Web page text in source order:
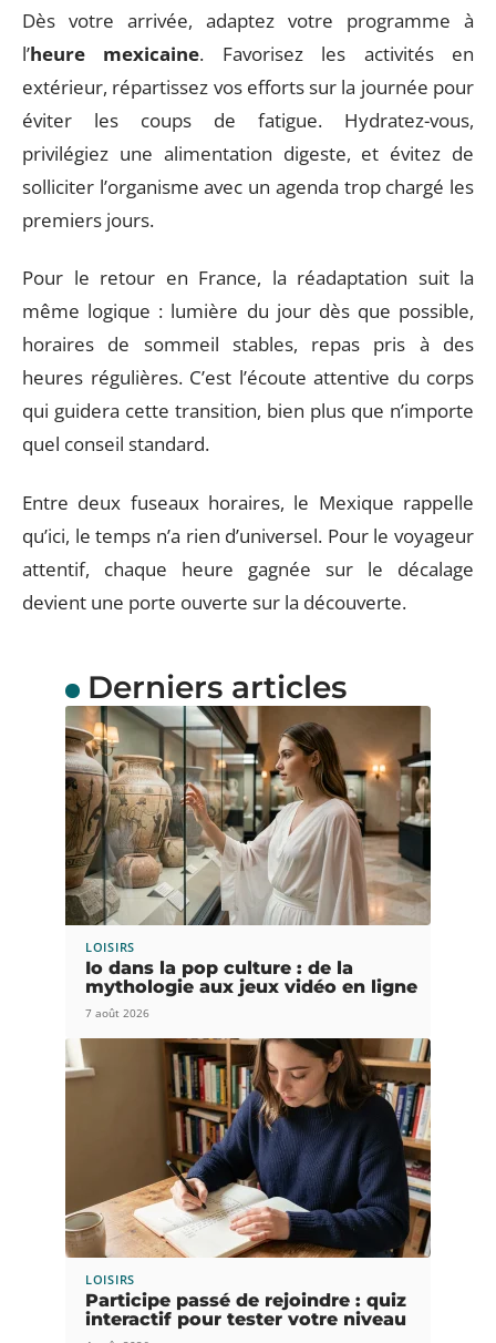
Dès votre arrivée, adaptez votre programme à
l’heure mexicaine. Favorisez les activités en
extérieur, répartissez vos efforts sur la journée pour
éviter les coups de fatigue. Hydratez-vous,
privilégiez une alimentation digeste, et évitez de
solliciter l’organisme avec un agenda trop chargé les
premiers jours.
Pour le retour en France, la réadaptation suit la
même logique : lumière du jour dès que possible,
horaires de sommeil stables, repas pris à des
heures régulières. C’est l’écoute attentive du corps
qui guidera cette transition, bien plus que n’importe
quel conseil standard.
Entre deux fuseaux horaires, le Mexique rappelle
qu’ici, le temps n’a rien d’universel. Pour le voyageur
attentif, chaque heure gagnée sur le décalage
devient une porte ouverte sur la découverte.
Derniers articles
LOISIRS
Io dans la pop culture : de la
mythologie aux jeux vidéo en ligne
7 août 2026
LOISIRS
Participe passé de rejoindre : quiz
interactif pour tester votre niveau